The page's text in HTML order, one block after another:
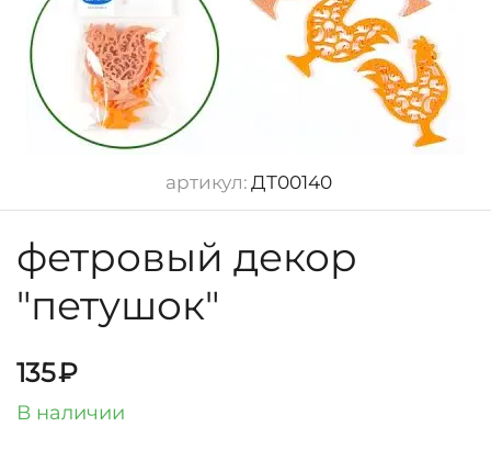
артикул: ДТ00140
фетровый декор
"петушок"
135₽
В наличии